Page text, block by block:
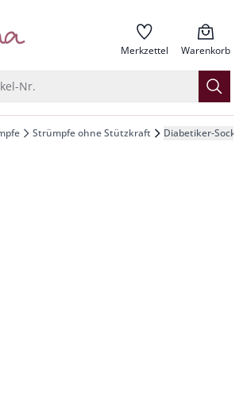
Merkzettel Warenkorb
Nr.
Strümpfe ohne Stützkraft Diabetiker-